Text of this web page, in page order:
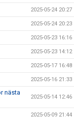
2025-05-24 20:27
2025-05-24 20:23
2025-05-23 16:16
2025-05-23 14:12
2025-05-17 16:48
2025-05-16 21:33
nästa
2025-05-14 12:46
2025-05-09 21:44